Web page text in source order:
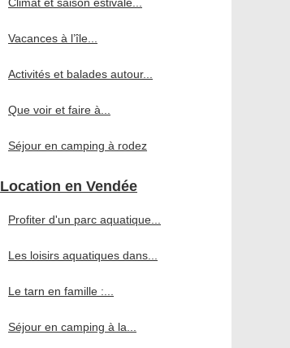
Climat et saison estivale...
Vacances à l’île...
Activités et balades autour...
Que voir et faire à...
Séjour en camping à rodez
Location en Vendée
Profiter d'un parc aquatique...
Les loisirs aquatiques dans...
Le tarn en famille :...
Séjour en camping à la...